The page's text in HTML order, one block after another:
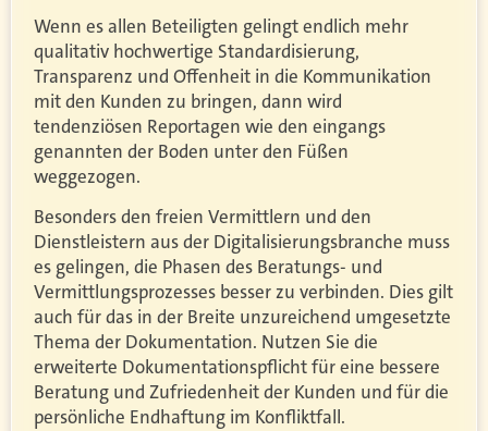
Wenn es allen Beteiligten gelingt endlich mehr
qualitativ hochwertige Standardisierung,
Transparenz und Offenheit in die Kommunikation
mit den Kunden zu bringen, dann wird
tendenziösen Reportagen wie den eingangs
genannten der Boden unter den Füßen
weggezogen.
Besonders den freien Vermittlern und den
Dienstleistern aus der Digitalisierungsbranche muss
es gelingen, die Phasen des Beratungs- und
Vermittlungsprozesses besser zu verbinden. Dies gilt
auch für das in der Breite unzureichend umgesetzte
Thema der Dokumentation. Nutzen Sie die
erweiterte Dokumentationspflicht für eine bessere
Beratung und Zufriedenheit der Kunden und für die
persönliche Endhaftung im Konfliktfall.